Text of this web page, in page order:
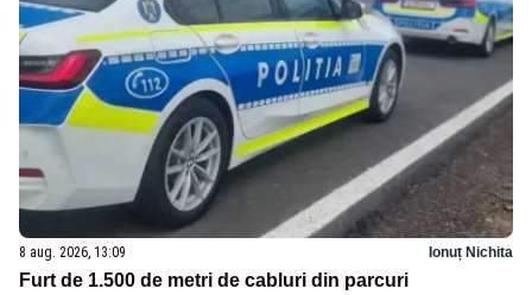
8 aug. 2026, 13:09 Ionuț Nichita
Furt de 1.500 de metri de cabluri din parcuri